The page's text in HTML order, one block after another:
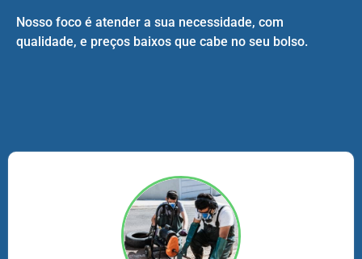
Nosso foco é atender a sua necessidade, com
qualidade, e preços baixos que cabe no seu bolso.